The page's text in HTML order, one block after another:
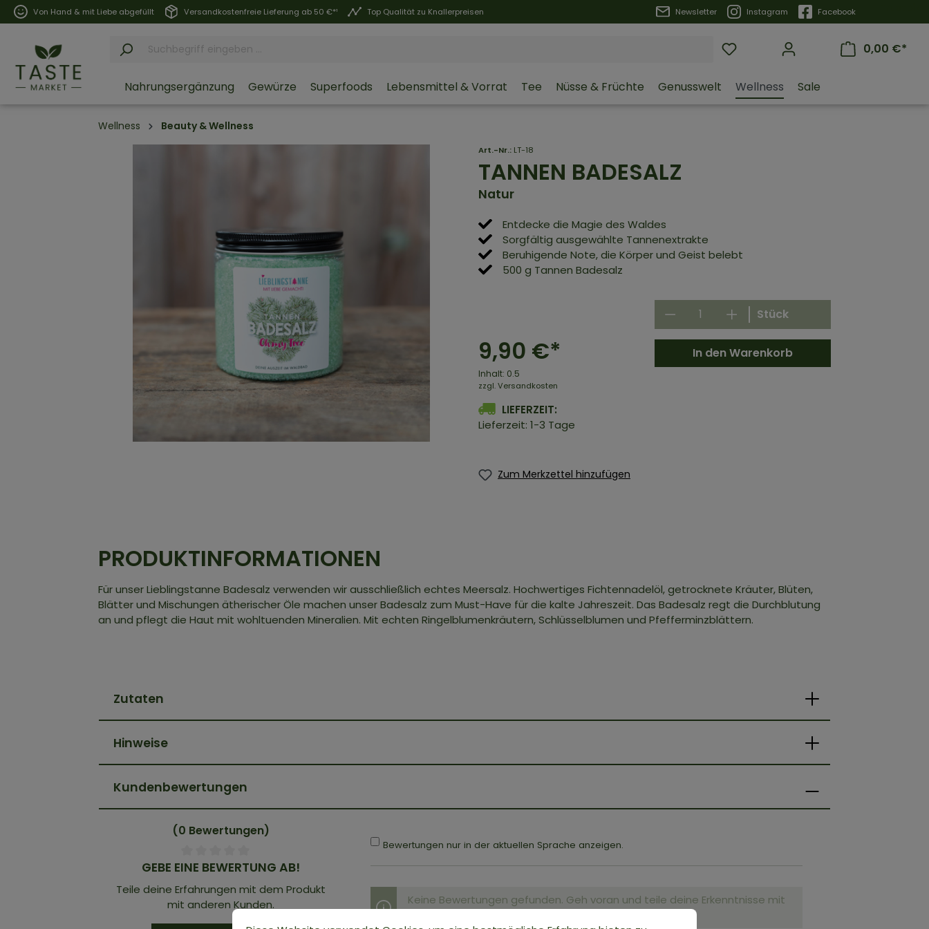
Von Hand & mit Liebe abgefüllt Versandkostenfreie Lieferung ab 50 €*¹ Top Qualität zu Knallerpreisen Newsletter Instagram Facebook
0,00 €*
Nahrungsergänzung Gewürze Superfoods Lebensmittel & Vorrat Tee Nüsse & Früchte Genusswelt Wellness Sale
Wellness Beauty & Wellness
Art.-Nr.: LT-18
TANNEN BADESALZ
Natur
Entdecke die Magie des Waldes
Sorgfältig ausgewählte Tannenextrakte
Beruhigende Note, die Körper und Geist belebt
500 g Tannen Badesalz
9,90 €*
Inhalt: 0.5
zzgl. Versandkosten
LIEFERZEIT:
Lieferzeit: 1-3 Tage
Stück
In den Warenkorb
Zum Merkzettel hinzufügen
PRODUKTINFORMATIONEN
Für unser Lieblingstanne Badesalz verwenden wir ausschließlich echtes Meersalz. Hochwertiges Fichtennadelöl, getrocknete Kräuter, Blüten,
Blätter und Mischungen ätherischer Öle machen unser Badesalz zum Must-Have für die kalte Jahreszeit. Das Badesalz regt die Durchblutung
an und pflegt die Haut mit wohltuenden Mineralien. Mit echten Ringelblumenkräutern, Schlüsselblumen und Pfefferminzblättern.
Zutaten
Hinweise
Kundenbewertungen
(0 Bewertungen)
GEBE EINE BEWERTUNG AB!
Teile deine Erfahrungen mit dem Produkt
mit anderen Kunden.
Bewertungen nur in der aktuellen Sprache anzeigen.
Keine Bewertungen gefunden. Geh voran und teile deine Erkenntnisse mit